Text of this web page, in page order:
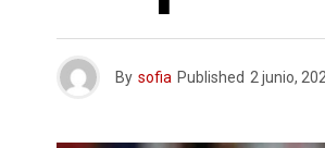
By sofia Published 2 junio,